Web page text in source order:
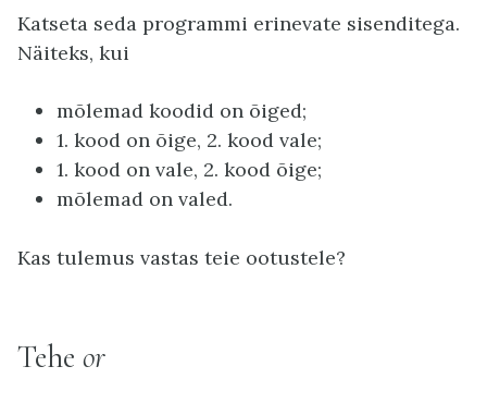
Katseta seda programmi erinevate sisenditega.
Näiteks, kui
mõlemad koodid on õiged;
1. kood on õige, 2. kood vale;
1. kood on vale, 2. kood õige;
mõlemad on valed.
Kas tulemus vastas teie ootustele?
Tehe or